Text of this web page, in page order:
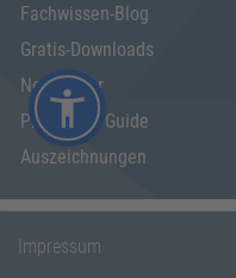
Fachwissen-Blog
Gratis-Downloads
Newsletter
Programm Guide
Auszeichnungen
Impressum